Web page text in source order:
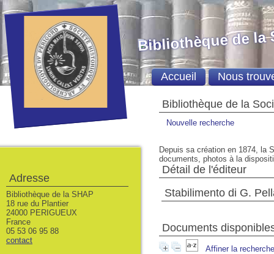
Bibliothèque de la
Nouvelle recherche
Depuis sa création en 1874, la
documents, photos à la
Détail de l'éditeur
Stabilimento di G.
Documents
Affiner la recherche
Bibliothèque de la
Accueil Nous
Adresse
Bibliothèque de la SHAP
18 rue du Plantier
24000 PERIGUEUX
France
05 53 06 95 88
contact